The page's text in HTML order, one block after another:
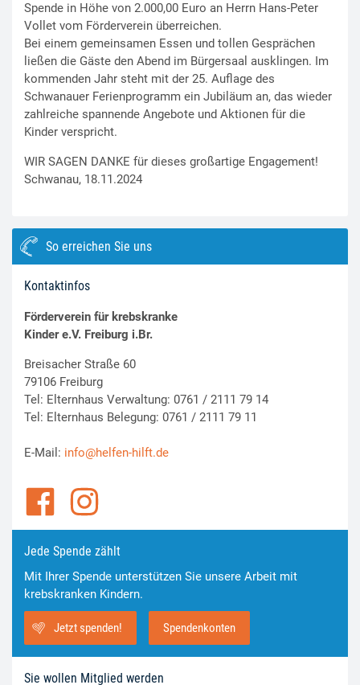
Spende in Höhe von 2.000,00 Euro an Herrn Hans-Peter
Vollet vom Förderverein überreichen.
Bei einem gemeinsamen Essen und tollen Gesprächen
ließen die Gäste den Abend im Bürgersaal ausklingen. Im
kommenden Jahr steht mit der 25. Auflage des
Schwanauer Ferienprogramm ein Jubiläum an, das wieder
zahlreiche spannende Angebote und Aktionen für die
Kinder verspricht.
WIR SAGEN DANKE für dieses großartige Engagement!
Schwanau, 18.11.2024
So erreichen Sie uns
Kontaktinfos
Förderverein für krebskranke
Kinder e.V. Freiburg i.Br.
Breisacher Straße 60
79106 Freiburg
Tel: Elternhaus Verwaltung: 0761 / 2111 79 14
Tel: Elternhaus Belegung: 0761 / 2111 79 11
E-Mail: info@helfen-hilft.de
Jede Spende zählt
Mit Ihrer Spende unterstützen Sie unsere Arbeit mit
krebskranken Kindern.
Jetzt spenden! Spendenkonten
Sie wollen Mitglied werden